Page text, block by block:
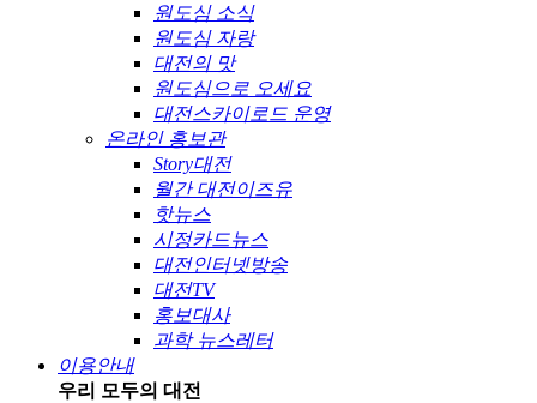
원도심 소식
원도심 자랑
대전의 맛
원도심으로 오세요
대전스카이로드 운영
온라인 홍보관
Story대전
월간 대전이즈유
핫뉴스
시정카드뉴스
대전인터넷방송
대전TV
홍보대사
과학 뉴스레터
이용안내
우리 모두의 대전